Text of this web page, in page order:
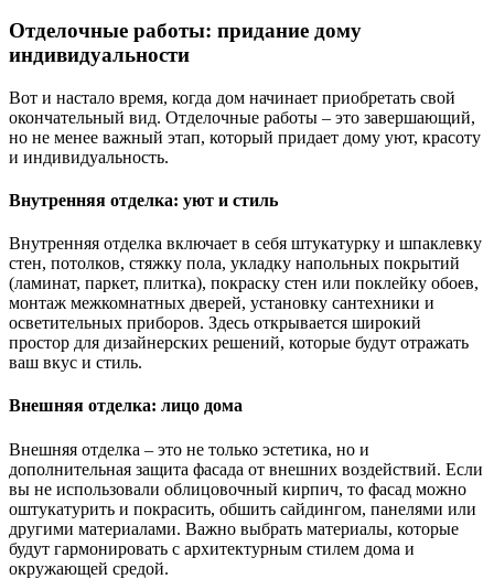
Отделочные работы: придание дому
индивидуальности
Вот и настало время, когда дом начинает приобретать свой
окончательный вид. Отделочные работы – это завершающий,
но не менее важный этап, который придает дому уют, красоту
и индивидуальность.
Внутренняя отделка: уют и стиль
Внутренняя отделка включает в себя штукатурку и шпаклевку
стен, потолков, стяжку пола, укладку напольных покрытий
(ламинат, паркет, плитка), покраску стен или поклейку обоев,
монтаж межкомнатных дверей, установку сантехники и
осветительных приборов. Здесь открывается широкий
простор для дизайнерских решений, которые будут отражать
ваш вкус и стиль.
Внешняя отделка: лицо дома
Внешняя отделка – это не только эстетика, но и
дополнительная защита фасада от внешних воздействий. Если
вы не использовали облицовочный кирпич, то фасад можно
оштукатурить и покрасить, обшить сайдингом, панелями или
другими материалами. Важно выбрать материалы, которые
будут гармонировать с архитектурным стилем дома и
окружающей средой.